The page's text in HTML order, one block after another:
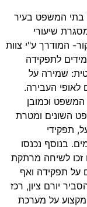
בתי המשפט בעיר
שיעורי
המודרך ע"י צוות
לתפקידה
שמירה על
לאופי העבירה.
המשפט וכמובן
השונים ומטרת
תפקידי
בנוסף נכנסו
לשיחה מרתקת
תפקידה ואף
יורם ציון, רכז
על מערכת